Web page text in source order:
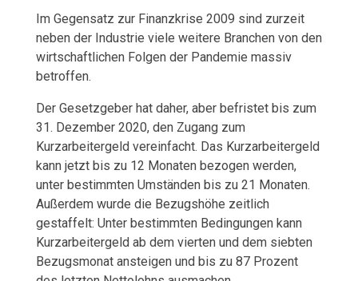
S
E
N
S
O
L
L
T
Im Gegensatz zur Finanzkrise 2009 sind zurzeit
neben der Industrie viele weitere Branchen von den
wirtschaftlichen Folgen der Pandemie massiv
betroffen.
Der Gesetzgeber hat daher, aber befristet bis zum
31. Dezember 2020, den Zugang zum
Kurzarbeitergeld vereinfacht. Das Kurzarbeitergeld
kann jetzt bis zu 12 Monaten bezogen werden,
unter bestimmten Umständen bis zu 21 Monaten.
Außerdem wurde die Bezugshöhe zeitlich
gestaffelt: Unter bestimmten Bedingungen kann
Kurzarbeitergeld ab dem vierten und dem siebten
Bezugsmonat ansteigen und bis zu 87 Prozent